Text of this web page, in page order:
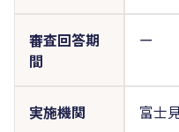
審査回答期
間
ー
実施機関 富士